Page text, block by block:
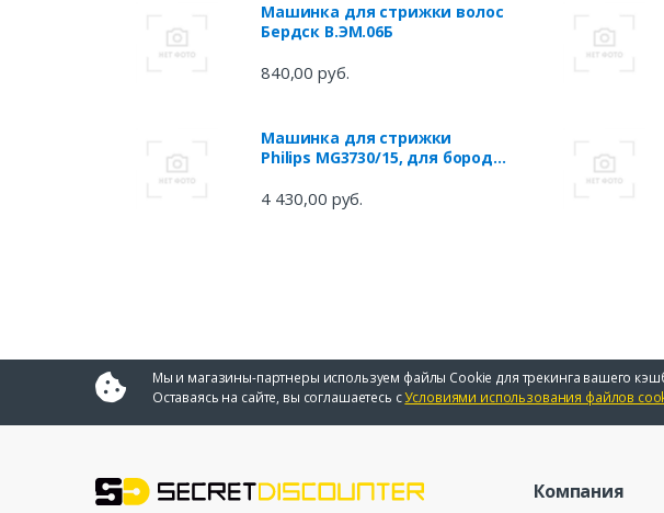
Машинка для стрижки волос
Бердск В.ЭМ.06Б
840,00 руб.
Машинка для стрижки
Philips MG3730/15, для бороды
самозатачивающиеся
4 430,00 руб.
Мы и магазины-партнеры используем файлы Cookie для трекинга вашего
Оставаясь на сайте, вы соглашаетесь сУсловиями использования файлов
Компания